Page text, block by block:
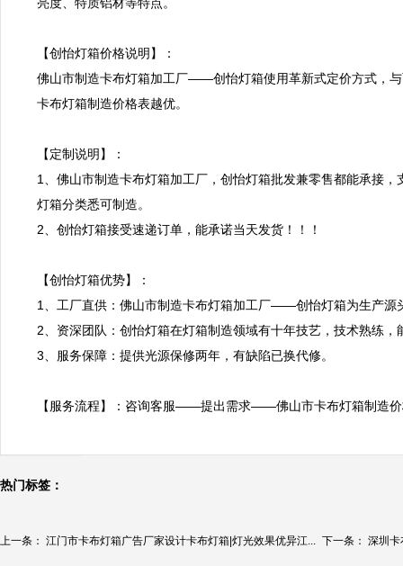
【创怡灯箱价格说明】：
佛山市制造卡布灯箱加工厂——创怡灯箱使用革新式定价方式，
卡布灯箱制造价格表越优。
【定制说明】：
1、佛山市制造卡布灯箱加工厂，创怡灯箱批发兼零售都能承接
灯箱分类悉可制造。
2、创怡灯箱接受速递订单，能承诺当天发货！！！
【创怡灯箱优势】：
1、工厂直供：佛山市制造卡布灯箱加工厂——创怡灯箱为生产源
2、资深团队：创怡灯箱在灯箱制造领域有十年技艺，技术熟练，
3、服务保障：提供光源保修两年，有缺陷已换代修。
【服务流程】：咨询客服——提出需求——佛山市卡布灯箱制
热门标签：
上一条： 江门市卡布灯箱广告厂家设计卡布灯箱|灯光效果优异江... 下一条： 深圳卡